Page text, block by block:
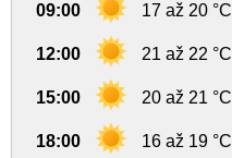
09:00 17 až 20 °C
12:00 21 až 22 °C
15:00 20 až 21 °C
18:00 16 až 19 °C